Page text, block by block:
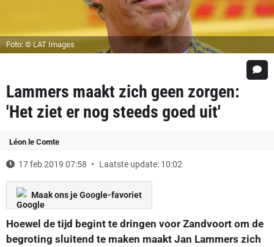
Foto: © LAT Images
Lammers maakt zich geen zorgen:
'Het ziet er nog steeds goed uit'
Léon le Comte
17 feb 2019 07:58 Laatste update: 10:02
Maak ons je Google-favoriet
Hoewel de tijd begint te dringen voor Zandvoort om de
begroting sluitend te maken maakt Jan Lammers zich